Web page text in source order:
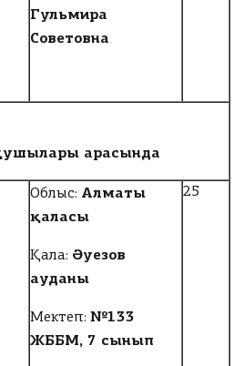
Гульмира
Советовна
арасында
Облыс: Алматы
қаласы
Қала: Әуезов
ауданы
Мектеп: №133
ЖББМ, 7 сынып
25